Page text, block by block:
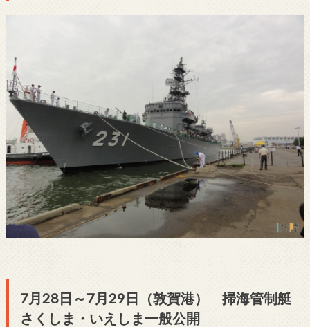
7月28日～7月29日（敦賀港） 掃海管制艇
さくしま・いえしま一般公開